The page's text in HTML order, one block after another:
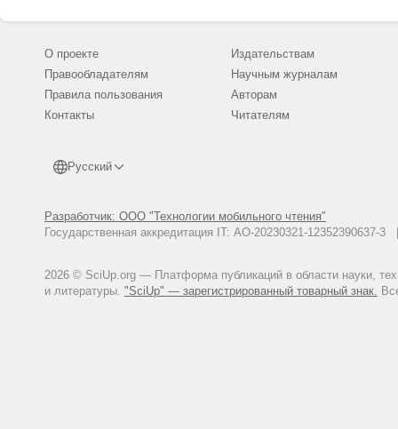
О проекте
Правообладателям
Правила пользования
Контакты
Русский
Разработчик: ООО "Технологии мобильного чтения"
Государственная аккредитация IT: АО-20230321-
2026 © SciUp.org — Платформа публикаций в области науки,
и литературы. "SciUp" — зарегистрированный товарный знак.
Издательствам
Научным журналам
Авторам
Читателям